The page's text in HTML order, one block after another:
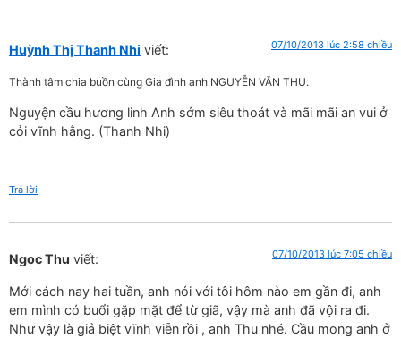
Huỳnh Thị Thanh Nhi viết: 07/10/2013 lúc 2:58 chiều
Thành tâm chia buồn cùng Gia đình anh NGUYỄN VĂN THU.
Nguyện cầu hương linh Anh sớm siêu thoát và mãi mãi an vui ở
cỏi vĩnh hằng. (Thanh Nhi)
Trả lời
Ngoc Thu viết: 07/10/2013 lúc 7:05 chiều
Mới cách nay hai tuần, anh nói với tôi hôm nào em gần đi, anh
em mình có buổi gặp mặt để từ giã, vậy mà anh đã vội ra đi.
Như vậy là giả biệt vĩnh viễn rồi , anh Thu nhé. Cầu mong anh ở